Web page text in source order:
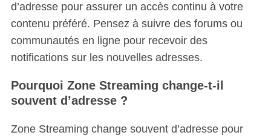
d’adresse pour assurer un accès continu à votre
contenu préféré. Pensez à suivre des forums ou
communautés en ligne pour recevoir des
notifications sur les nouvelles adresses.
Pourquoi Zone Streaming change-t-il
souvent d’adresse ?
Zone Streaming change souvent d’adresse pour